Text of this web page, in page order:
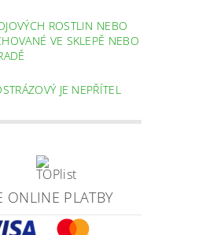
ROSTLIN NEBO
VE SKLEPĚ NEBO
JE NEPŘÍTEL
ONLINE PLATBY